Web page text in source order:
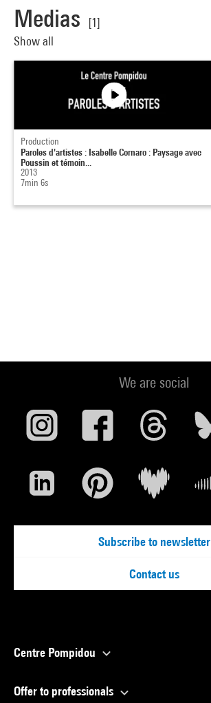
Medias
[1]
Show all
Production
Paroles d'artistes : Isabelle Cornaro : Paysage avec
Poussin et témoin...
2013
7min 6s
We are social
Subscribe to newsletter
Contact us
Centre Pompidou
Offer to professionals